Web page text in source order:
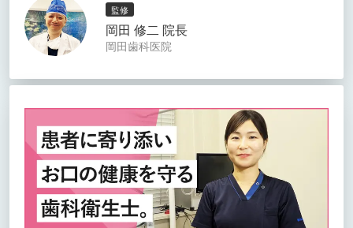
監修
岡田 修二 院長
岡田歯科医院